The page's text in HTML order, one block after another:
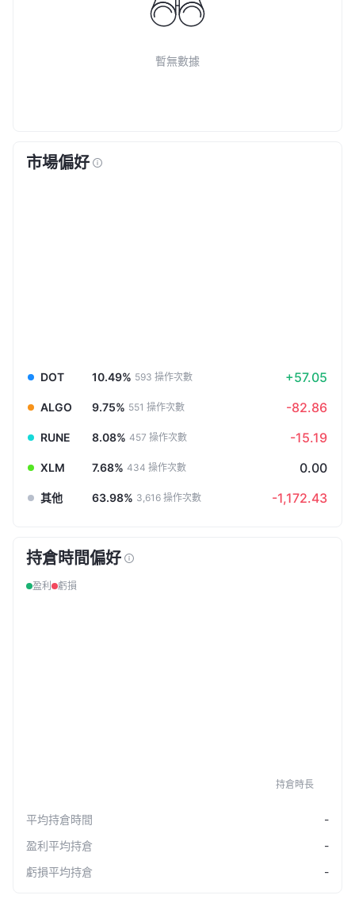
暫無數據
市場偏好
DOT 10.49% 593 操作次數 +57.05
ALGO 9.75% 551 操作次數 -82.86
RUNE 8.08% 457 操作次數 -15.19
XLM 7.68% 434 操作次數 0.00
其他 63.98% 3,616 操作次數 -1,172.43
持倉時間偏好
盈利 虧損
持倉時長
平均持倉時間
-
盈利平均持倉
-
虧損平均持倉
-